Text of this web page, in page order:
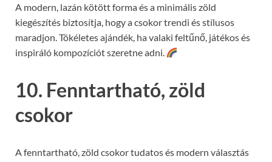
A modern, lazán kötött forma és a minimális zöld
kiegészítés biztosítja, hogy a csokor trendi és stílusos
maradjon. Tökéletes ajándék, ha valaki feltűnő, játékos és
inspiráló kompozíciót szeretne adni.
10. Fenntartható, zöld
csokor
A fenntartható, zöld csokor tudatos és modern választás